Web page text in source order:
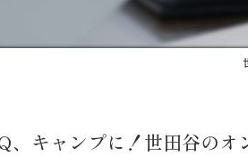
、キャンプに！世田谷の